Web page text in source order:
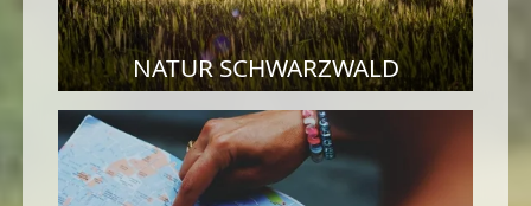
NATUR SCHWARZWALD